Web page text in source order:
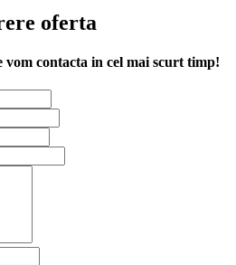
oferta
vom contacta in cel mai scurt timp!